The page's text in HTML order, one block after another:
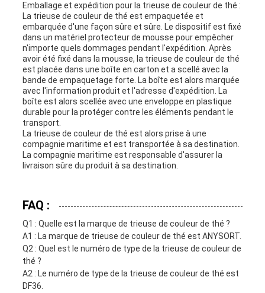
Emballage et expédition pour la trieuse de couleur de thé :
La trieuse de couleur de thé est empaquetée et
embarquée d'une façon sûre et sûre. Le dispositif est fixé
dans un matériel protecteur de mousse pour empêcher
n'importe quels dommages pendant l'expédition. Après
avoir été fixé dans la mousse, la trieuse de couleur de thé
est placée dans une boîte en carton et a scellé avec la
bande de empaquetage forte. La boîte est alors marquée
avec l'information produit et l'adresse d'expédition. La
boîte est alors scellée avec une enveloppe en plastique
durable pour la protéger contre les éléments pendant le
transport.
La trieuse de couleur de thé est alors prise à une
compagnie maritime et est transportée à sa destination.
La compagnie maritime est responsable d'assurer la
livraison sûre du produit à sa destination.
FAQ :
Q1 : Quelle est la marque de trieuse de couleur de thé ?
A1 : La marque de trieuse de couleur de thé est ANYSORT.
Q2 : Quel est le numéro de type de la trieuse de couleur de
thé ?
A2 : Le numéro de type de la trieuse de couleur de thé est
DF36.